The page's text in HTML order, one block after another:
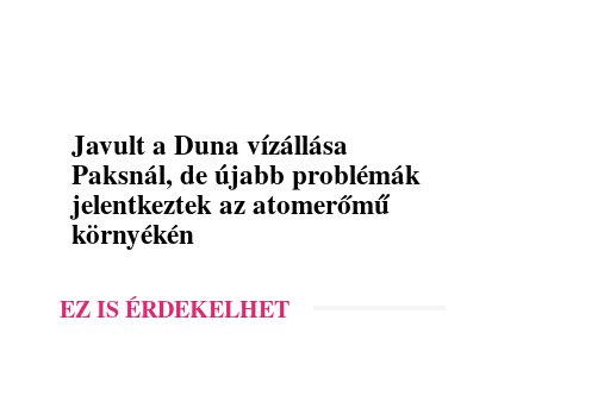
Javult a Duna vízállása
Paksnál, de újabb problémák
jelentkeztek az atomerőmű
környékén
EZ IS ÉRDEKELHET